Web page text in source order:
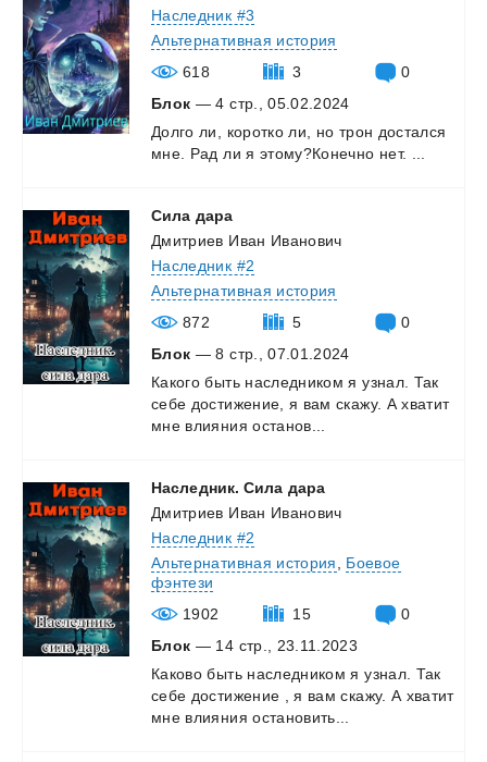
Наследник #3
Альтернативная история
618
3
0
Блок — 4 стр., 05.02.2024
Долго ли, коротко ли, но трон достался
мне.
Рад ли я этому?Конечно нет.
Сила дара
Дмитриев Иван Иванович
Наследник #2
Альтернативная история
872
5
0
Блок — 8 стр., 07.01.2024
Какого быть наследником я узнал. Так
себе достижение, я вам скажу. А хватит
мне влияния останов...
Наследник. Сила дара
Дмитриев Иван Иванович
Наследник #2
Альтернативная история
Боевое
фэнтези
1902
15
0
Блок — 14 стр., 23.11.2023
Каково быть наследником я узнал. Так
себе достижение я вам скажу. А хватит
мне влияния остановить...